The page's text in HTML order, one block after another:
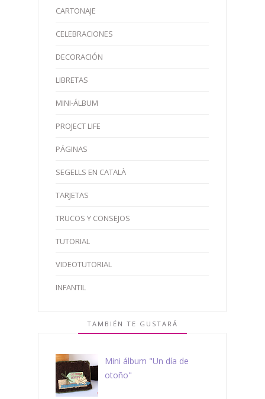
CARTONAJE
CELEBRACIONES
DECORACIÓN
LIBRETAS
MINI-ÁLBUM
PROJECT LIFE
PÁGINAS
SEGELLS EN CATALÀ
TARJETAS
TRUCOS Y CONSEJOS
TUTORIAL
VIDEOTUTORIAL
INFANTIL
TAMBIÉN TE GUSTARÁ
Mini álbum "Un día de
otoño"